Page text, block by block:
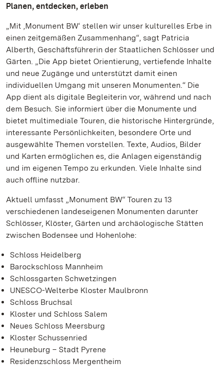
Planen, entdecken, erleben
„Mit ‚Monument BW‘ stellen wir unser kulturelles Erbe in
einen zeitgemäßen Zusammenhang“, sagt Patricia
Alberth, Geschäftsführerin der Staatlichen Schlösser und
Gärten. „Die App bietet Orientierung, vertiefende Inhalte
und neue Zugänge und unterstützt damit einen
individuellen Umgang mit unseren Monumenten.“ Die
App dient als digitale Begleiterin vor, während und nach
dem Besuch. Sie informiert über die Monumente und
bietet multimediale Touren, die historische Hintergründe,
interessante Persönlichkeiten, besondere Orte und
ausgewählte Themen vorstellen. Texte, Audios, Bilder
und Karten ermöglichen es, die Anlagen eigenständig
und im eigenen Tempo zu erkunden. Viele Inhalte sind
auch offline nutzbar.
Aktuell umfasst „Monument BW“ Touren zu 13
verschiedenen landeseigenen Monumenten darunter
Schlösser, Klöster, Gärten und archäologische Stätten
zwischen Bodensee und Hohenlohe:
Schloss Heidelberg
Barockschloss Mannheim
Schlossgarten Schwetzingen
UNESCO-Welterbe Kloster Maulbronn
Schloss Bruchsal
Kloster und Schloss Salem
Neues Schloss Meersburg
Kloster Schussenried
Heuneburg – Stadt Pyrene
Residenzschloss Mergentheim